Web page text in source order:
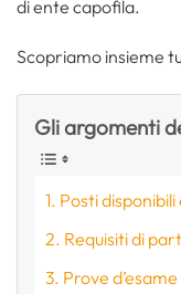
di ente capofila.
Scopriamo insieme
Gli argomenti
Posti
Requisiti di
Prove d’esame